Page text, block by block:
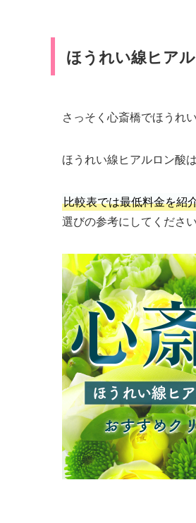
ほうれい線ヒア
さっそく心斎橋でほうれ
ほうれい線ヒアルロン酸
比較表では最低料金を紹
選びの参考にしてください